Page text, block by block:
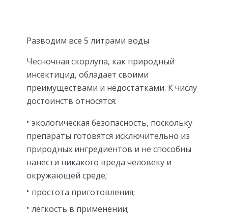
Разводим все 5 литрами воды
Чесночная скорлупа, как природный
инсектицид, обладает своими
преимуществами и недостатками. К числу
достоинств относятся:
экологическая безопасность, поскольку
препараты готовятся исключительно из
природных ингредиентов и не способны
нанести никакого вреда человеку и
окружающей среде;
простота приготовления;
легкость в применении;